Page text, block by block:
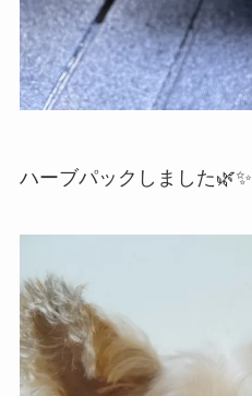
ハーブパックしました🌿✨